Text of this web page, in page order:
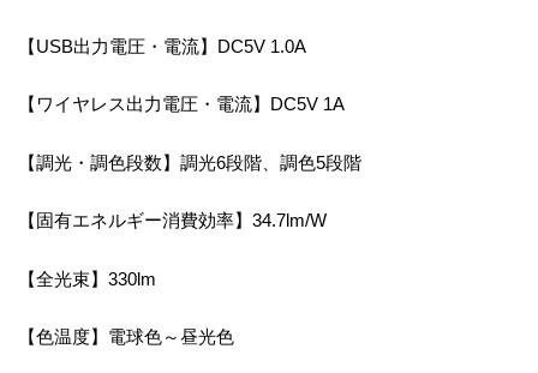
【USB出力電圧・電流】DC5V 1.0A
【ワイヤレス出力電圧・電流】DC5V 1A
【調光・調色段数】調光6段階、調色5段階
【固有エネルギー消費効率】34.7lm/W
【全光束】330lm
【色温度】電球色～昼光色